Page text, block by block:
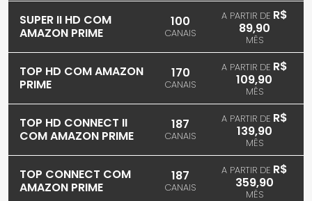
SUPER II HD COM
AMAZON PRIME
100
CANAIS
A PARTIR DE R$
89,90
MÊS
TOP HD COM AMAZON
PRIME
170
CANAIS
A PARTIR DE R$
109,90
MÊS
TOP HD CONNECT II
COM AMAZON PRIME
187
CANAIS
A PARTIR DE R$
139,90
MÊS
TOP CONNECT COM
AMAZON PRIME
187
CANAIS
A PARTIR DE R$
359,90
MÊS